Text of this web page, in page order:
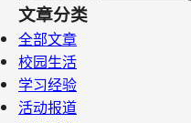
文章分类
全部文章
校园生活
学习经验
活动报道